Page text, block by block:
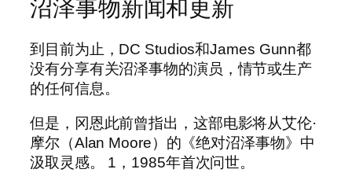
沼泽事物新闻和更新
到目前为止，DC Studios和James Gunn都
没有分享有关沼泽事物的演员，情节或生产
的任何信息。
但是，冈恩此前曾指出，这部电影将从艾伦·
摩尔（Alan Moore）的《绝对沼泽事物》中
汲取灵感。 1，1985年首次问世。